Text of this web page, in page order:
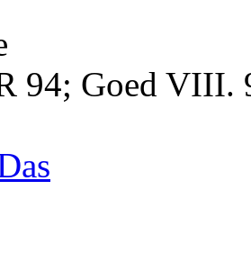
94; Goed VIII.